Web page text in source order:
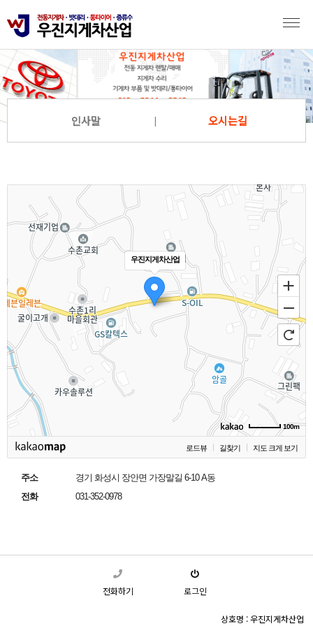
인사말 오시는길
우진지게차산업
100m
로드뷰 길찾기 지도 크게 보기
주소
경기 화성시 장안면 가장말길 6-10 A동
전화
031-352-0978
전화하기 로그인
상호명 : 우진지게차산업